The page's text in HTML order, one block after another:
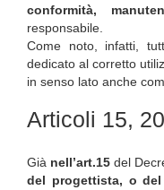
conformità,
responsabile.
Come noto, infatti,
dedicato al corretto
in senso lato anche
Articoli 15,
Già nell’art.15 del
del progettista, o